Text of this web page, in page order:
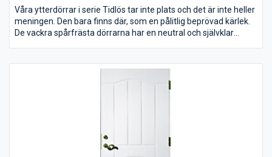
Våra ytterdörrar i serie Tidlös tar inte plats och det är inte heller
meningen. Den bara finns där, som en pålitlig beprövad kärlek.
De vackra spårfrästa dörrarna har en neutral och självklar